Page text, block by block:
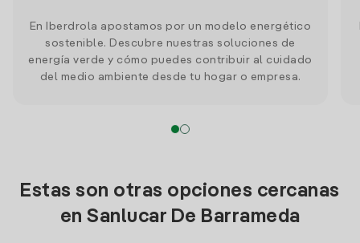
En Iberdrola apostamos por un modelo energético
sostenible. Descubre nuestras soluciones de
energía verde y cómo puedes contribuir al cuidado
del medio ambiente desde tu hogar o empresa.
Estas son otras opciones cercanas
en Sanlucar De Barrameda